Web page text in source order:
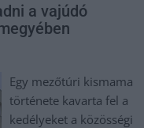
a vajúdó
Egy mezőtúri kismama
története kavarta fel a
kedélyeket a közösségi